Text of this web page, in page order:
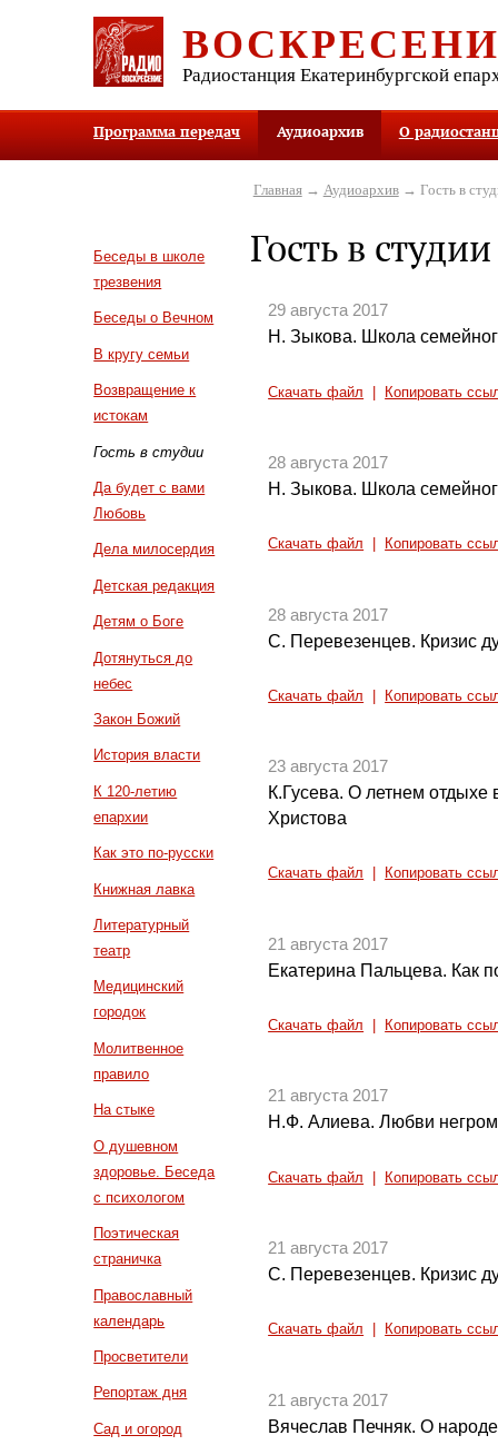
Радиостанция Екатеринбургской
Программа передач Аудиоархив О
Беседы в школе
трезвения
Беседы о Вечном
В кругу семьи
Возвращение к
истокам
Гость в студии
Да будет с вами
Любовь
Дела милосердия
Детская редакция
Детям о Боге
Дотянуться до
небес
Закон Божий
История власти
К 120-летию
епархии
Как это по-русски
Книжная лавка
Литературный
театр
Медицинский
городок
Молитвенное
правило
На стыке
О душевном
здоровье. Беседа
с психологом
Поэтическая
страничка
Православный
календарь
Просветители
Репортаж дня
Сад и огород
Главная→ Аудиоархив→ Гость в
Гость в студии
29 августа 2017
Н. Зыкова. Школа
Скачать файл Копировать
28 августа 2017
Н. Зыкова. Школа
Скачать файл Копировать
28 августа 2017
С. Перевезенцев. Кризис
Скачать файл Копировать
23 августа 2017
К.Гусева. О летнем
Христова
Скачать файл Копировать
21 августа 2017
Екатерина Пальцева. Как
Скачать файл Копировать
21 августа 2017
Н.Ф. Алиева. Любви
Скачать файл Копировать
21 августа 2017
С. Перевезенцев. Кризис
Скачать файл Копировать
21 августа 2017
Вячеслав Печняк. О